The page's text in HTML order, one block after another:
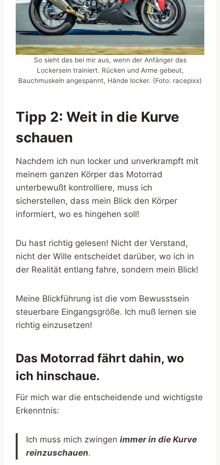
So sieht das bei mir aus, wenn der Anfänger das
Lockersein trainiert. Rücken und Arme gebeut,
Bauchmuskeln angespannt, Hände locker. (Foto: racepixx)
Tipp 2: Weit in die Kurve
schauen
Nachdem ich nun locker und unverkrampft mit
meinem ganzen Körper das Motorrad
unterbewußt kontrolliere, muss ich
sicherstellen, dass mein Blick den Körper
informiert, wo es hingehen soll!
Du hast richtig gelesen! Nicht der Verstand,
nicht der Wille entscheidet darüber, wo ich in
der Realität entlang fahre, sondern mein Blick!
Meine Blickführung ist die vom Bewusstsein
steuerbare Eingangsgröße. Ich muß lernen sie
richtig einzusetzen!
Das Motorrad fährt dahin, wo
ich hinschaue.
Für mich war die entscheidende und wichtigste
Erkenntnis:
Ich muss mich zwingen immerin die Kurve
reinzuschauen.